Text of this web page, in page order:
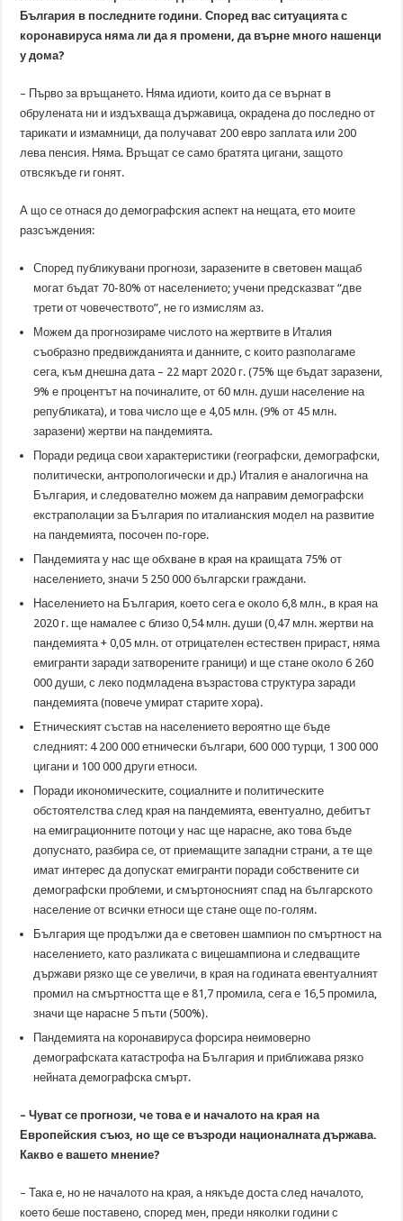
България в последните години. Според вас ситуацията с
коронавируса няма ли да я промени, да върне много нашенци
у дома?
– Първо за връщането. Няма идиоти, които да се върнат в
обрулената ни и издъхваща държавица, окрадена до последно от
тарикати и измамници, да получават 200 евро заплата или 200
лева пенсия. Няма. Връщат се само братята цигани, защото
отвсякъде ги гонят.
А що се отнася до демографския аспект на нещата, ето моите
разсъждения:
Според публикувани прогнози, заразените в световен мащаб
могат бъдат 70-80% от населението; учени предсказват “две
трети от човечеството”, не го измислям аз.
Можем да прогнозираме числото на жертвите в Италия
съобразно предвижданията и данните, с които разполагаме
сега, към днешна дата – 22 март 2020 г. (75% ще бъдат заразени,
9% е процентът на починалите, от 60 млн. души население на
републиката), и това число ще е 4,05 млн. (9% от 45 млн.
заразени) жертви на пандемията.
Поради редица свои характеристики (географски, демографски,
политически, антропологически и др.) Италия е аналогична на
България, и следователно можем да направим демографски
екстраполации за България по италианския модел на развитие
на пандемията, посочен по-горе.
Пандемията у нас ще обхване в края на краищата 75% от
населението, значи 5 250 000 български граждани.
Населението на България, което сега е около 6,8 млн., в края на
2020 г. ще намалее с близо 0,54 млн. души (0,47 млн. жертви на
пандемията + 0,05 млн. от отрицателен естествен прираст, няма
емигранти заради затворените граници) и ще стане около 6 260
000 души, с леко подмладена възрастова структура заради
пандемията (повече умират старите хора).
Етническият състав на населението вероятно ще бъде
следният: 4 200 000 етнически българи, 600 000 турци, 1 300 000
цигани и 100 000 други етноси.
Поради икономическите, социалните и политическите
обстоятелства след края на пандемията, евентуално, дебитът
на емиграционните потоци у нас ще нарасне, ако това бъде
допуснато, разбира се, от приемащите западни страни, а те ще
имат интерес да допускат емигранти поради собствените си
демографски проблеми, и смъртоносният спад на българското
население от всички етноси ще стане още по-голям.
България ще продължи да е световен шампион по смъртност на
населението, като разликата с вицешампиона и следващите
държави рязко ще се увеличи, в края на годината евентуалният
промил на смъртността ще е 81,7 промила, сега е 16,5 промила,
значи ще нарасне 5 пъти (500%).
Пандемията на коронавируса форсира неимоверно
демографската катастрофа на България и приближава рязко
нейната демографска смърт.
– Чуват се прогнози, че това е и началото на края на
Европейския съюз, но ще се възроди националната държава.
Какво е вашето мнение?
– Така е, но не началото на края, а някъде доста след началото,
което беше поставено, според мен, преди няколки години с